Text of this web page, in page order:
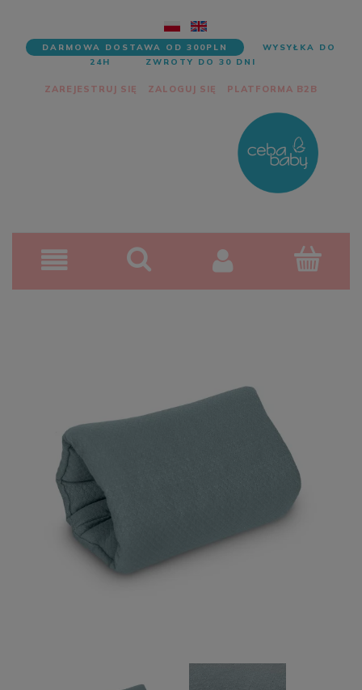
DARMOWA DOSTAWA OD 300PLN
WYSYŁKA DO
24H
ZWROTY DO 30 DNI
ZAREJESTRUJ SIĘ ZALOGUJ SIĘ PLATFORMA B2B